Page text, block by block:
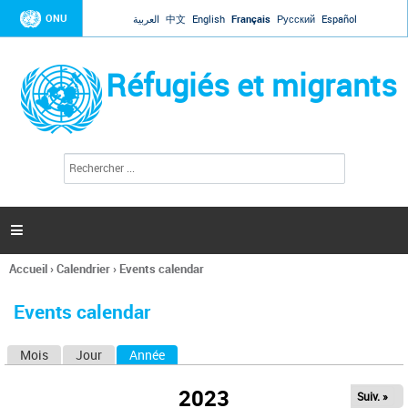
Jump to navigation
ONU العربية 中文 English Français Русский Español
Réfugiés et migrants
l
c
h
e

Vous
ici
Accueil›Calendrier› Events calendar
Events calendar
Mois Jour Année
2023 Suiv. »